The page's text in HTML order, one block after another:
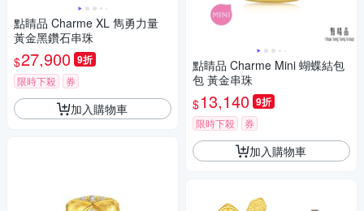
點睛品 Charme XL 雋勇力量
黃金黑鑽石串珠
$27,900 9折
限時下殺 券
加入購物車
點睛品 Charme Mini 蝴蝶結包
包 黃金串珠
$13,140 9折
限時下殺 券
加入購物車